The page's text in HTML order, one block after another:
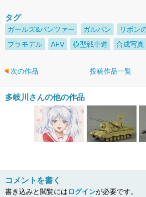
タグ
ガールズ&パンツァー ガルパン リボン
プラモデル
AFV 模型戦車道 合成写真
次の作品 投稿作品一覧
多岐川さんの他の作品
コメントを書く
書き込みと閲覧にはログインが必要です。